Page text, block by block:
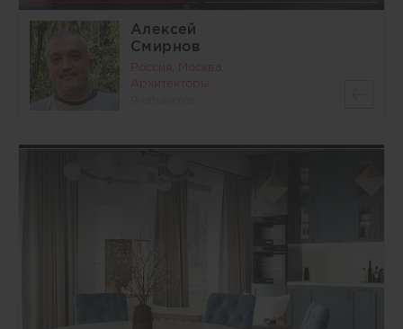
Алексей
Смирнов
Россия, Москва
Архитекторы